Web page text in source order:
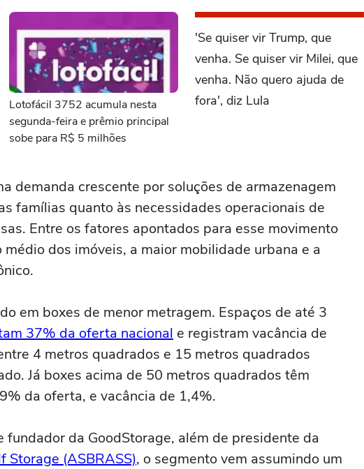
Lotofácil 3752 acumula nesta
segunda-feira e prêmio principal
sobe para R$ 5 milhões
'Se quiser vir Trump, que
venha. Se quiser vir Milei, que
venha. Não quero ajuda de
fora', diz Lula
demanda crescente por soluções de armazenagem
famílias quanto às necessidades operacionais de
Entre os fatores apontados para esse movimento
dos imóveis, a maior mobilidade urbana e a
em boxes de menor metragem. Espaços de até 3
37% da oferta nacional e registram vacância de
4 metros quadrados e 15 metros quadrados
Já boxes acima de 50 metros quadrados têm
da oferta, e vacância de 1,4%.
fundador da GoodStorage, além de presidente da
Storage (ASBRASS), o segmento vem assumindo um